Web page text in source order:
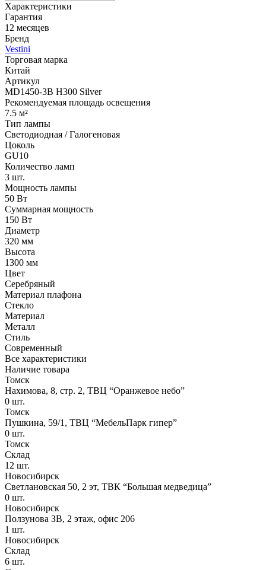
Характеристики
Гарантия
12 месяцев
Бренд
Vestini
Торговая марка
Китай
Артикул
MD1450-3B H300 Silver
Рекомендуемая площадь освещения
7.5 м²
Тип лампы
Светодиодная / Галогеновая
Цоколь
GU10
Количество ламп
3 шт.
Мощность лампы
50 Вт
Суммарная мощность
150 Вт
Диаметр
320 мм
Высота
1300 мм
Цвет
Серебряный
Материал плафона
Стекло
Материал
Металл
Стиль
Современный
Все характеристики
Наличие товара
Томск
Нахимова, 8, стр. 2​, ТВЦ “Оранжевое небо​”
0 шт.
Томск
Пушкина, 59/1, ТВЦ “МебельПарк гипер”
0 шт.
Томск
Склад
12 шт.
Новосибирск
Светлановская 50, 2 эт, ТВК “Большая медведица”
0 шт.
Новосибирск
Ползунова ЗВ, 2 этаж, офис 206
1 шт.
Новосибирск
Склад
6 шт.